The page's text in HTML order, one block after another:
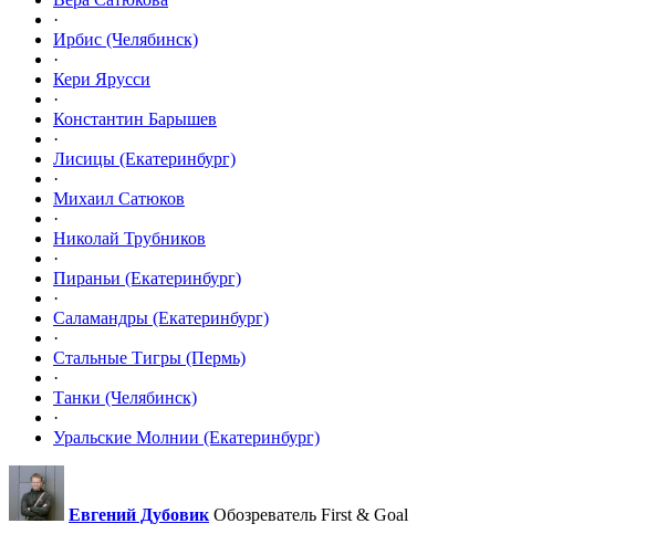
·
Ирбис (Челябинск)
·
Кери Ярусси
·
Константин Барышев
·
Лисицы (Екатеринбург)
·
Михаил Сатюков
·
Николай Трубников
·
Пираньи (Екатеринбург)
·
Саламандры (Екатеринбург)
·
Стальные Тигры (Пермь)
·
Танки (Челябинск)
·
Уральские Молнии (Екатеринбург)
Евгений Дубовик Обозреватель First & Goal